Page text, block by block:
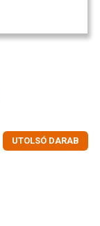
UTOLSÓ DARAB